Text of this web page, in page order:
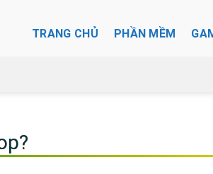
TRANG CHỦ PHẦN MỀM